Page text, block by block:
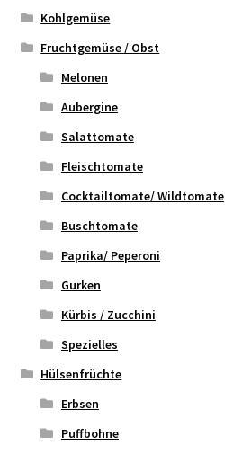
Kohlgemüse
Fruchtgemüse / Obst
Melonen
Aubergine
Salattomate
Fleischtomate
Cocktailtomate/ Wildtomate
Buschtomate
Paprika/ Peperoni
Gurken
Kürbis / Zucchini
Spezielles
Hülsenfrüchte
Erbsen
Puffbohne